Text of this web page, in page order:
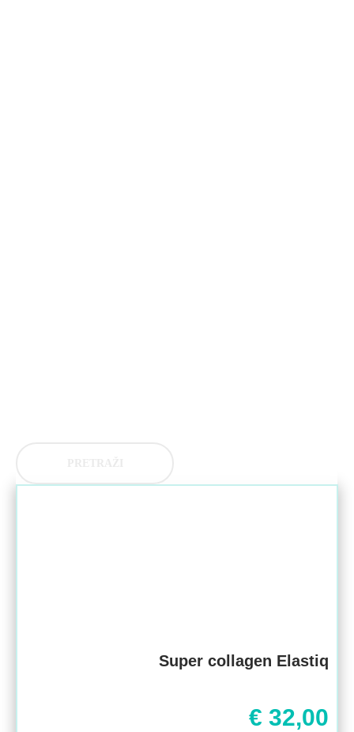
Super collagen Elastiq
€ 32,00